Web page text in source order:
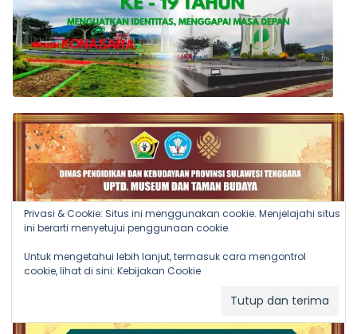
Privasi & Cookie: Situs ini menggunakan cookie. Menjelajahi situs
ini berarti menyetujui penggunaan cookie.
Untuk mengetahui lebih lanjut, termasuk cara mengontrol
cookie, lihat di sini: Kebijakan Cookie